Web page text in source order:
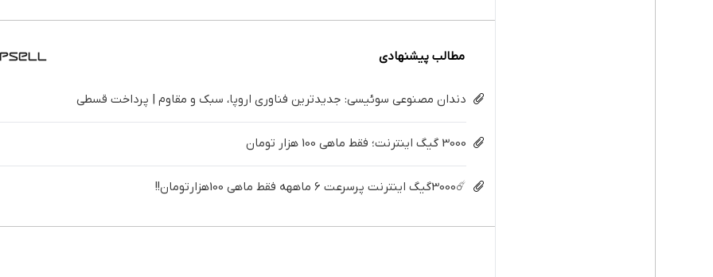
مطالب پیشنهادی
دندان مصنوعی سوئیسی: جدیدترین فناوری اروپا، سبک و مقاوم | پرداخت قسطی
3000 گیگ اینترنت؛ فقط ماهی 100 هزار تومان
☄️3000گیگ اینترنت پرسرعت 6 ماههه فقط ماهی 100هزارتومان!!